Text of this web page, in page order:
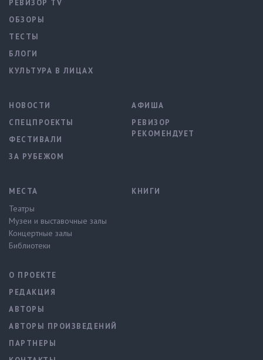
РЕВИЗОР TV
ОБЗОРЫ
ТЕСТЫ
БЛОГИ
КУЛЬТУРА В ЛИЦАХ
НОВОСТИ
СПЕЦПРОЕКТЫ
ФЕСТИВАЛИ
ЗА РУБЕЖОМ
АФИША
РЕВИЗОР
РЕКОМЕНДУЕТ
МЕСТА
Театры
Музеи и выставочные залы
Концертные залы
Библиотеки
КНИГИ
О ПРОЕКТЕ
РЕДАКЦИЯ
АВТОРЫ
АВТОРЫ ПРОИЗВЕДЕНИЙ
ПАРТНЕРЫ